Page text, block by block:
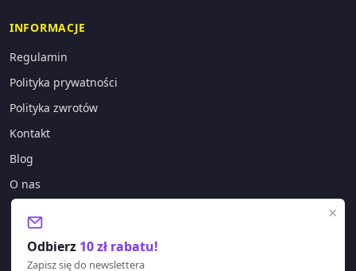
×
Odbierz 10 zł rabatu!
Zapisz się do newslettera
INFORMACJE
Regulamin
Polityka prywatności
Polityka zwrotów
Kontakt
Blog
O nas
KONTAKT
sklep@lagano.pl